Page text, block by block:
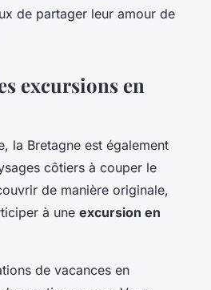
de partager leur amour de
excursions en
la Bretagne est également
côtiers à couper le
de manière originale,
à une excursion en
de vacances en